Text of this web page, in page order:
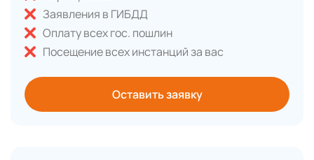
Заявления в ГИБДД
Оплату всех гос. пошлин
Посещение всех инстанций за вас
Оставить заявку